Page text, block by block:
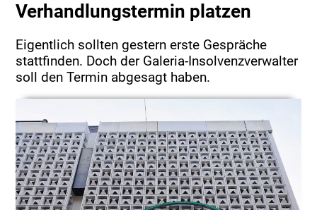
Verhandlungstermin platzen
Eigentlich sollten gestern erste Gespräche
stattfinden. Doch der Galeria-Insolvenzverwalter
soll den Termin abgesagt haben.